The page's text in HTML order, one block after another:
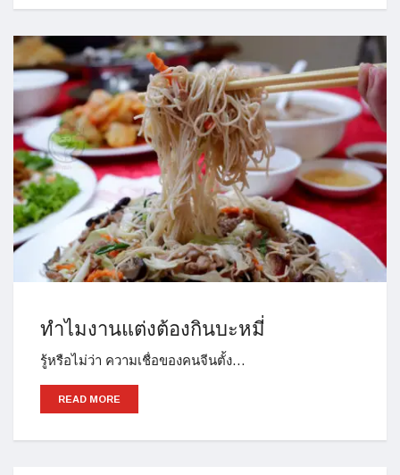
ทำไมงานแต่งต้องกินบะหมี่
รู้หรือไม่ว่า ความเชื่อของคนจีนตั้ง…
READ MORE